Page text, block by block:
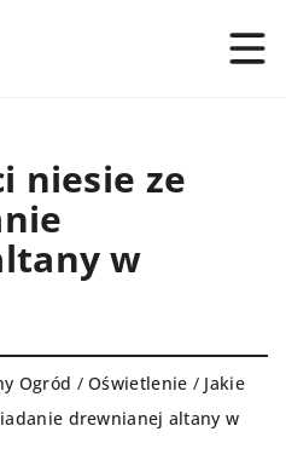
niesie ze
w
Ogród /Oświetlenie / Jakie
drewnianej altany w